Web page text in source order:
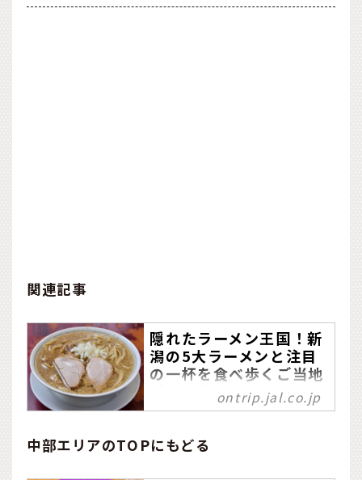
関連記事
隠れたラーメン王国！新
潟の5大ラーメンと注目
の一杯を食べ歩くご当地
中華そばの外食費ランキン
グで、2021年に全国1位と
なった新潟市（総務省の家
ontrip.jal.co.jp
中部エリアのTOPにもどる